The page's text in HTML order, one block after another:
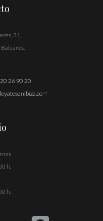
31,
26 90 20
h.
h.